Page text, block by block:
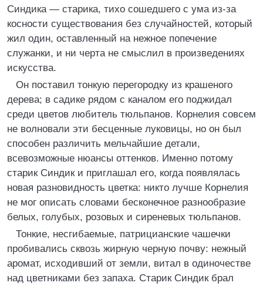
Синдика — старика, тихо сошедшего с ума из-за
косности существования без случайностей, который
жил один, оставленный на нежное попечение
служанки, и ни черта не смыслил в произведениях
искусства.
Он поставил тонкую перегородку из крашеного
дерева; в садике рядом с каналом его поджидал
среди цветов любитель тюльпанов. Корнелия совсем
не волновали эти бесценные луковицы, но он был
способен различить мельчайшие детали,
всевозможные нюансы оттенков. Именно потому
старик Синдик и приглашал его, когда появлялась
новая разновидность цветка: никто лучше Корнелия
не мог описать словами бесконечное разнообразие
белых, голубых, розовых и сиреневых тюльпанов.
Тонкие, несгибаемые, патрицианские чашечки
пробивались сквозь жирную черную почву: нежный
аромат, исходивший от земли, витал в одиночестве
над цветниками без запаха. Старик Синдик брал